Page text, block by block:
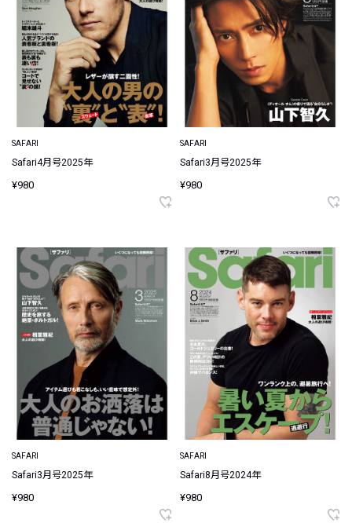
SAFARI
Safari4月号2025年
¥980
SAFARI
Safari3月号2025年
¥980
SAFARI
Safari3月号2025年
¥980
SAFARI
Safari8月号2024年
¥980